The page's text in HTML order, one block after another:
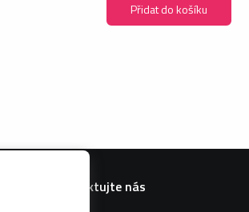
Přidat do košíku
Kontaktujte nás